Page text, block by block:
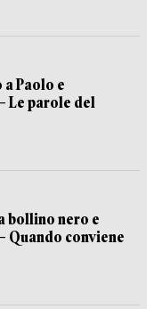
Paolo e
Le parole del
bollino nero e
Quando conviene